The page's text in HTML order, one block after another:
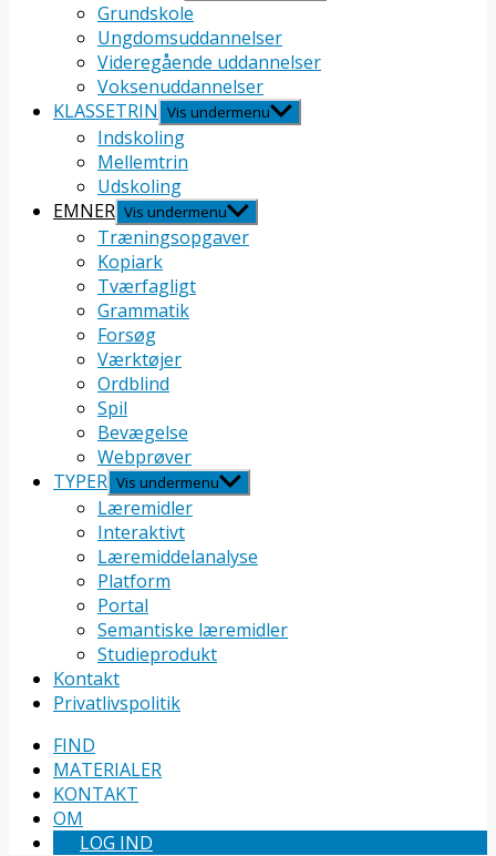
Grundskole
Ungdomsuddannelser
Videregående uddannelser
Voksenuddannelser
KLASSETRIN Vis undermenu
Indskoling
Mellemtrin
Udskoling
EMNER Vis undermenu
Træningsopgaver
Kopiark
Tværfagligt
Grammatik
Forsøg
Værktøjer
Ordblind
Spil
Bevægelse
Webprøver
TYPER Vis undermenu
Læremidler
Interaktivt
Læremiddelanalyse
Platform
Portal
Semantiske læremidler
Studieprodukt
Kontakt
Privatlivspolitik
FIND
MATERIALER
KONTAKT
OM
LOG IND